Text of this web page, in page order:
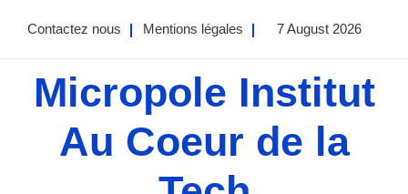
Contactez nous Mentions légales 7 August 2026
Micropole Institut
Au Coeur de la